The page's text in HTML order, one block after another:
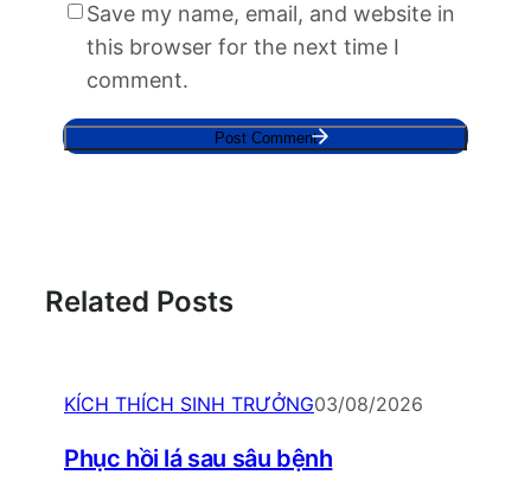
Save my name, email, and website in
this browser for the next time I
comment.
Related Posts
KÍCH THÍCH SINH TRƯỞNG03/08/2026
Phục hồi lá sau sâu bệnh